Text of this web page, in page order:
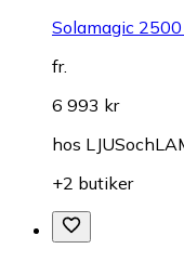
Solamagic
fr.
6 993 kr
hos
+2 butiker